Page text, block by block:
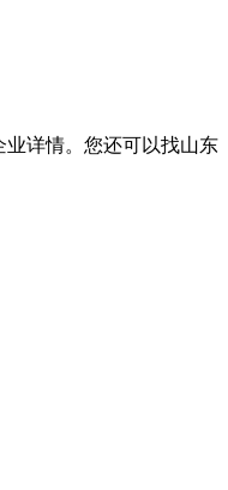
详情。您还可以找山东